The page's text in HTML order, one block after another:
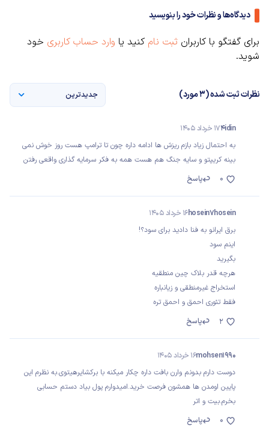
دیدگاه‌ها و نظرات خود را بنویسید
برای گفتگو با کاربران ثبت نام کنید یا وارد حساب کاربری خود
شوید.
نظرات ثبت شده (3 مورد) جدیدترین
4idin17 خرداد 1405
به احتمال زیاد بازم ریزش ها ادامه داره چون تا ترامپ هست روز خوش نمی
بینه کریپتو و سایه جنگ هم هست همه به فکر سرمایه گذاری واقعی رفتن
پاسخ
0
hosein7hosein16 خرداد 1405
برق ایرانو به فنا دادید برای سود؟!
اینم سود
بگیرید
هرچه قدر بلاک چین منطقیه
استخراج غیرمنطقی و زیانباره
فقط تئوری احمق و احمق تره
پاسخ
2
mohsen199016 خرداد 1405
دوست دارم بدونم وارن بافت داره چکار میکنه با برکشایرهیتوی.به نظرم این
پایین اومدن ها همشون فرصت خرید.امیدوارم پول بیاد دستم حسابی
بخرم.بیت و اتر
پاسخ
0